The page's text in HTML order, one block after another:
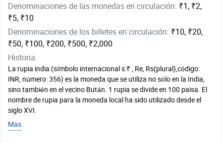
Denominaciones de las monedas en circulación: ₹1, ₹2,
₹5, ₹10
Denominaciones de los billetes en circulación: ₹10, ₹20,
₹50, ₹100, ₹200, ₹500, ₹2,000
Historia:
La rupia india (símbolo internacional s:₹ , Re, Rs(plural),código:
INR, número: 356) es la moneda que se utiliza no sólo en la India,
sino también en el vecino Bután. 1 rupia se divide en 100 paisa. El
nombre de rupia para la moneda local ha sido utilizado desde el
siglo XVI.
Más